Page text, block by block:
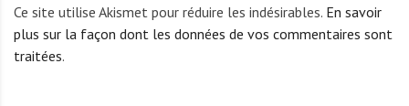
Ce site utilise Akismet pour réduire les indésirables. En savoir
plus sur la façon dont les données de vos commentaires sont
traitées.